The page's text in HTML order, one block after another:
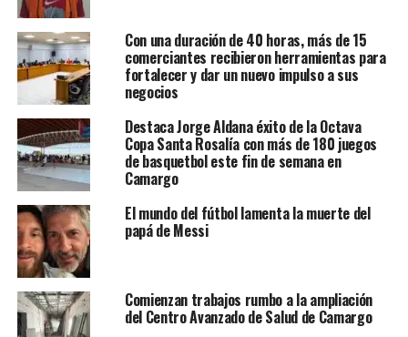
Con una duración de 40 horas, más de 15
comerciantes recibieron herramientas para
fortalecer y dar un nuevo impulso a sus
negocios
Destaca Jorge Aldana éxito de la Octava
Copa Santa Rosalía con más de 180 juegos
de basquetbol este fin de semana en
Camargo
El mundo del fútbol lamenta la muerte del
papá de Messi
Comienzan trabajos rumbo a la ampliación
del Centro Avanzado de Salud de Camargo